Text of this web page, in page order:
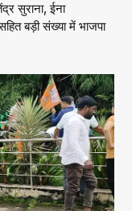
सुराना, ईना
बड़ी संख्या में भाजपा